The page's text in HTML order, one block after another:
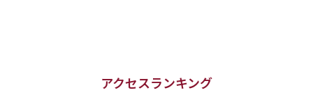
アクセスランキング